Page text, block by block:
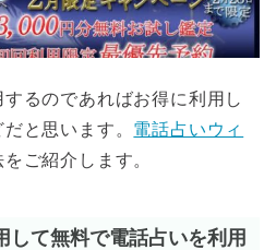
るのであればお得に利用し
と思います。 電話占いウィ
ご紹介します。
して無料で電話占いを利用